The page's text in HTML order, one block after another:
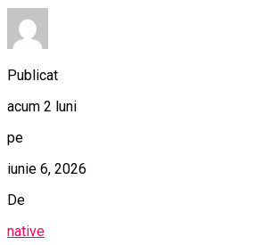
Publicat
acum 2 luni
pe
iunie 6, 2026
De
native